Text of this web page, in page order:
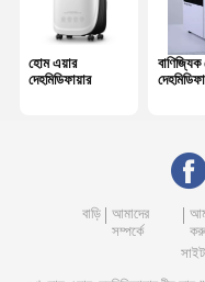
হোম এয়ার
দেহমিডিফায়ার
বাড়ি
আমাদের
সম্পর্কে